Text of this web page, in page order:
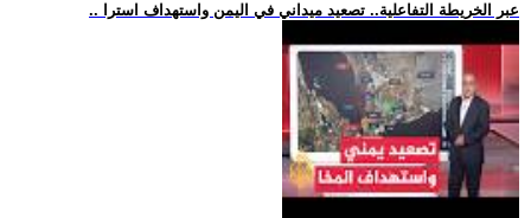
.. عبر الخريطة التفاعلية.. تصعيد ميداني في اليمن واستهداف استرا